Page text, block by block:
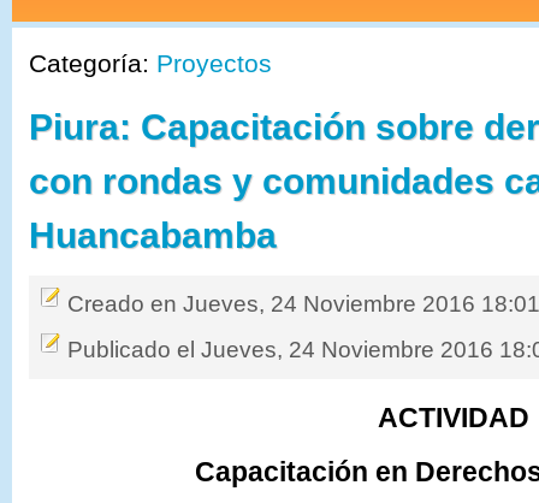
Categoría: Proyectos
Piura: Capacitación sobre
con rondas y comunidades
Huancabamba
Creado en Jueves, 24 Noviembre 2016
Publicado el Jueves, 24 Noviembre 2016
ACTIVIDAD
Capacitación en